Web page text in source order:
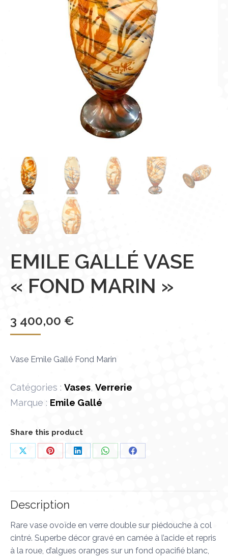
EMILE GALLÉ VASE
« FOND MARIN »
3 400,00 €
Vase Emile Gallé Fond Marin
Catégories : Vases, Verrerie
Marque : Emile Gallé
Share this product
PartagerPartagerPartagerPartagerPartager
Description
Rare vase ovoïde en verre double sur piédouche à col
cintré. Superbe décor gravé en camée à l’acide et repris
à la roue, d’algues oranges sur un fond opacifié blanc,